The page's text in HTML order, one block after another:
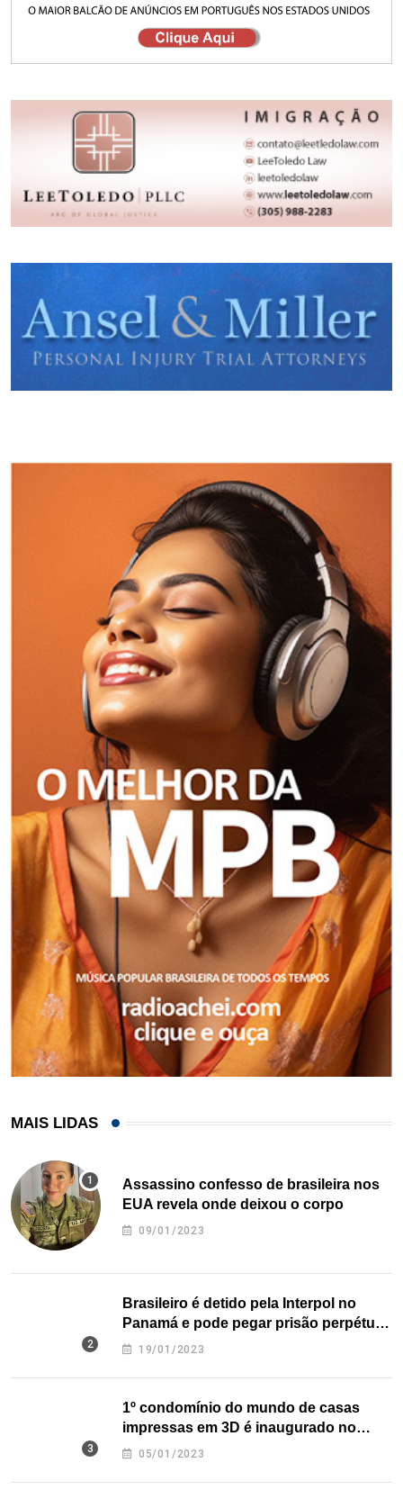
MAIS LIDAS
Assassino confesso de brasileira nos
EUA revela onde deixou o corpo
09/01/2023
Brasileiro é detido pela Interpol no
Panamá e pode pegar prisão perpétua
nos EUA
19/01/2023
1º condomínio do mundo de casas
impressas em 3D é inaugurado no
Texas
05/01/2023